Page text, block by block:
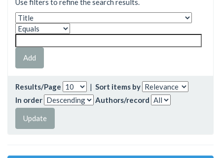
Results/Page | Sort items by
In order
Authors/record